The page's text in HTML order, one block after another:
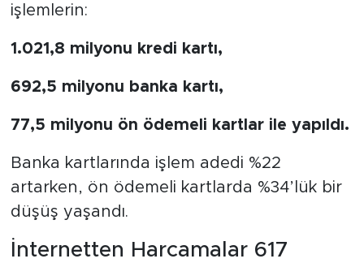
işlemlerin:
1.021,8 milyonu kredi kartı,
692,5 milyonu banka kartı,
77,5 milyonu ön ödemeli kartlar ile yapıldı.
Banka kartlarında işlem adedi %22
artarken, ön ödemeli kartlarda %34’lük bir
düşüş yaşandı.
İnternetten Harcamalar 617